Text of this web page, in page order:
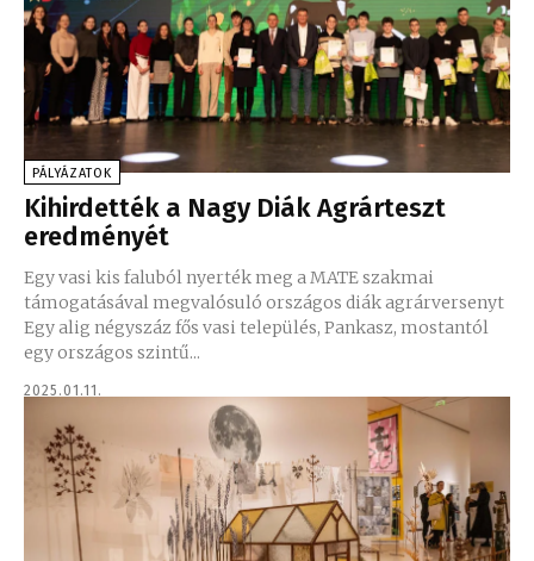
PÁLYÁZATOK
Kihirdették a Nagy Diák Agrárteszt
eredményét
Egy vasi kis faluból nyerték meg a MATE szakmai
támogatásával megvalósuló országos diák agrárversenyt
Egy alig négyszáz fős vasi település, Pankasz, mostantól
egy országos szintű...
2025.01.11.